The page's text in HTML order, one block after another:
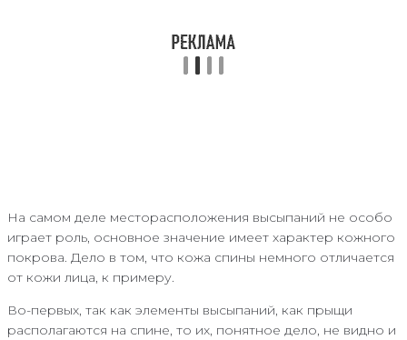
На самом деле месторасположения высыпаний не особо
играет роль, основное значение имеет характер кожного
покрова. Дело в том, что кожа спины немного отличается
от кожи лица, к примеру.
Во-первых, так как элементы высыпаний, как прыщи
располагаются на спине, то их, понятное дело, не видно и